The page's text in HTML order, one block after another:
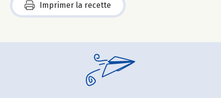
Imprimer la recette